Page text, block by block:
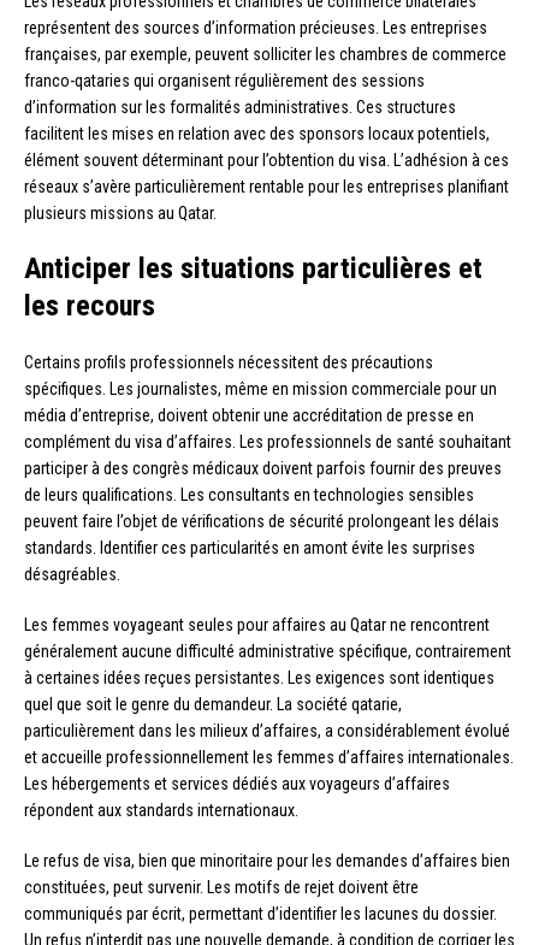
représentent des sources d’information précieuses. Les entreprises
françaises, par exemple, peuvent solliciter les chambres de commerce
franco-qataries qui organisent régulièrement des sessions
d’information sur les formalités administratives. Ces structures
facilitent les mises en relation avec des sponsors locaux potentiels,
élément souvent déterminant pour l’obtention du visa. L’adhésion à ces
réseaux s’avère particulièrement rentable pour les entreprises planifiant
plusieurs missions au Qatar.
Anticiper les situations particulières et
les recours
Certains profils professionnels nécessitent des précautions
spécifiques. Les journalistes, même en mission commerciale pour un
média d’entreprise, doivent obtenir une accréditation de presse en
complément du visa d’affaires. Les professionnels de santé souhaitant
participer à des congrès médicaux doivent parfois fournir des preuves
de leurs qualifications. Les consultants en technologies sensibles
peuvent faire l’objet de vérifications de sécurité prolongeant les délais
standards. Identifier ces particularités en amont évite les surprises
désagréables.
Les femmes voyageant seules pour affaires au Qatar ne rencontrent
généralement aucune difficulté administrative spécifique, contrairement
à certaines idées reçues persistantes. Les exigences sont identiques
quel que soit le genre du demandeur. La société qatarie,
particulièrement dans les milieux d’affaires, a considérablement évolué
et accueille professionnellement les femmes d’affaires internationales.
Les hébergements et services dédiés aux voyageurs d’affaires
répondent aux standards internationaux.
Le refus de visa, bien que minoritaire pour les demandes d’affaires bien
constituées, peut survenir. Les motifs de rejet doivent être
communiqués par écrit, permettant d’identifier les lacunes du dossier.
Un refus n’interdit pas une nouvelle demande, à condition de corriger les